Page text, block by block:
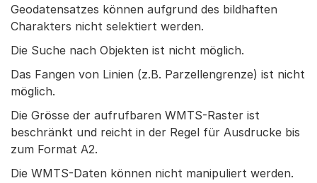
Geodatensatzes können aufgrund des bildhaften
Charakters nicht selektiert werden.
Die Suche nach Objekten ist nicht möglich.
Das Fangen von Linien (z.B. Parzellengrenze) ist nicht
möglich.
Die Grösse der aufrufbaren WMTS-Raster ist
beschränkt und reicht in der Regel für Ausdrucke bis
zum Format A2.
Die WMTS-Daten können nicht manipuliert werden.